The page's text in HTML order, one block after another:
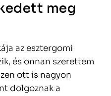
meg
az esztergomi
és onnan szerettem
ott is nagyon
dolgoznak a